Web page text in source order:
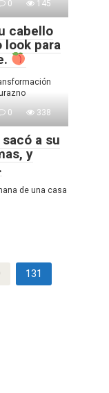
0 145
cabello
look para
0 338
a su
y
de una casa
131